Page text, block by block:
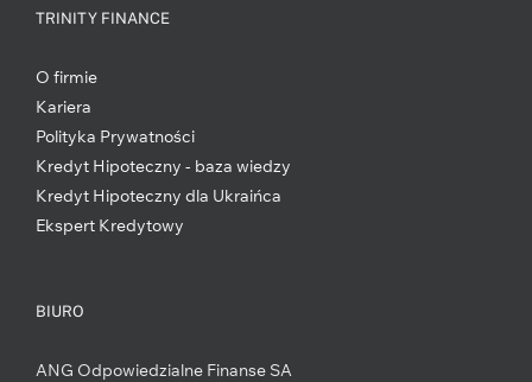
TRINITY FINANCE
O firmie
Kariera
Polityka Prywatności
Kredyt Hipoteczny - baza wiedzy
Kredyt Hipoteczny dla Ukraińca
Ekspert Kredytowy
BIURO
ANG Odpowiedzialne Finanse SA